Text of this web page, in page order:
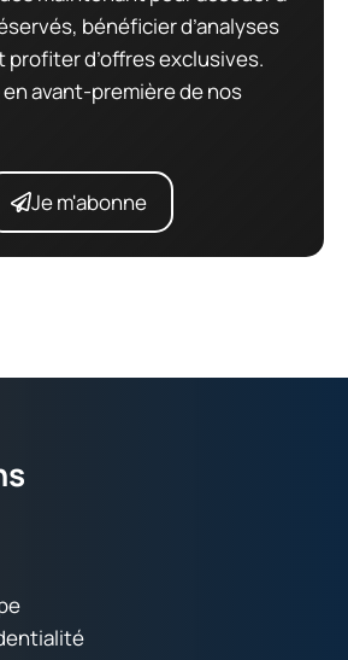
bénéficier d’analyses
d’offres exclusives.
avant-première de nos
Je m'abonne